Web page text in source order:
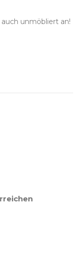
unmöbliert an!